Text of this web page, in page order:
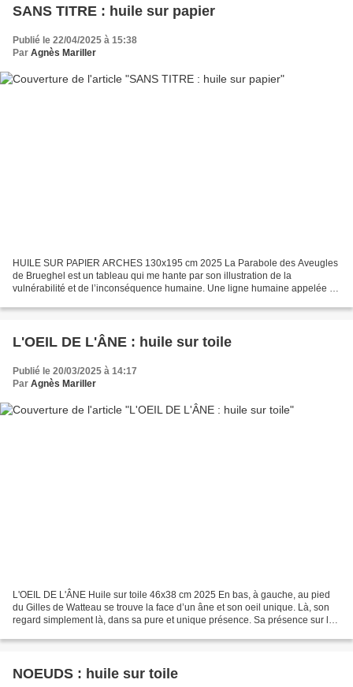
SANS TITRE : huile sur papier
Publié le 22/04/2025 à 15:38
Par Agnès Mariller
HUILE SUR PAPIER ARCHES 130x195 cm 2025 La Parabole des Aveugles
de Brueghel est un tableau qui me hante par son illustration de la
vulnérabilité et de l’inconséquence humaine. Une ligne humaine appelée à
L'OEIL DE L'ÂNE : huile sur toile
Publié le 20/03/2025 à 14:17
Par Agnès Mariller
L'OEIL DE L'ÂNE Huile sur toile 46x38 cm 2025 En bas, à gauche, au pied
du Gilles de Watteau se trouve la face d’un âne et son oeil unique. Là, son
regard simplement là, dans sa pure et unique présence. Sa présence sur la
NOEUDS : huile sur toile